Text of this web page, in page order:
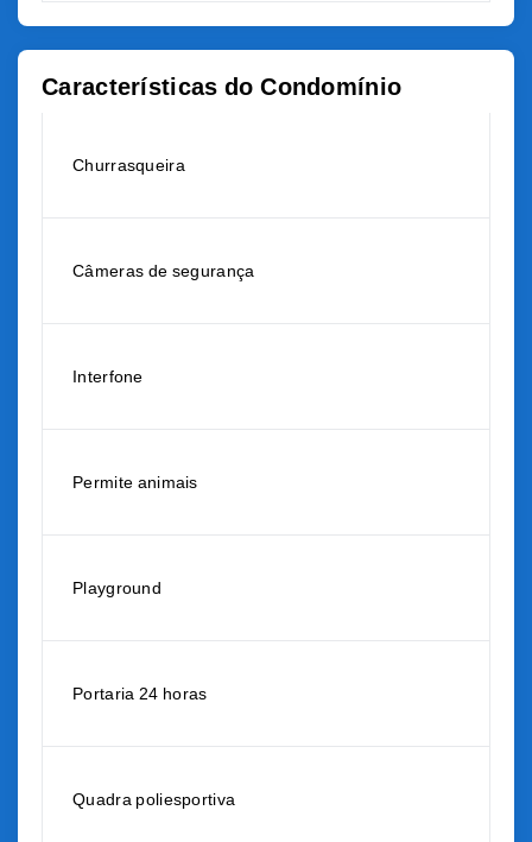
Características do Condomínio
Churrasqueira
Câmeras de segurança
Interfone
Permite animais
Playground
Portaria 24 horas
Quadra poliesportiva